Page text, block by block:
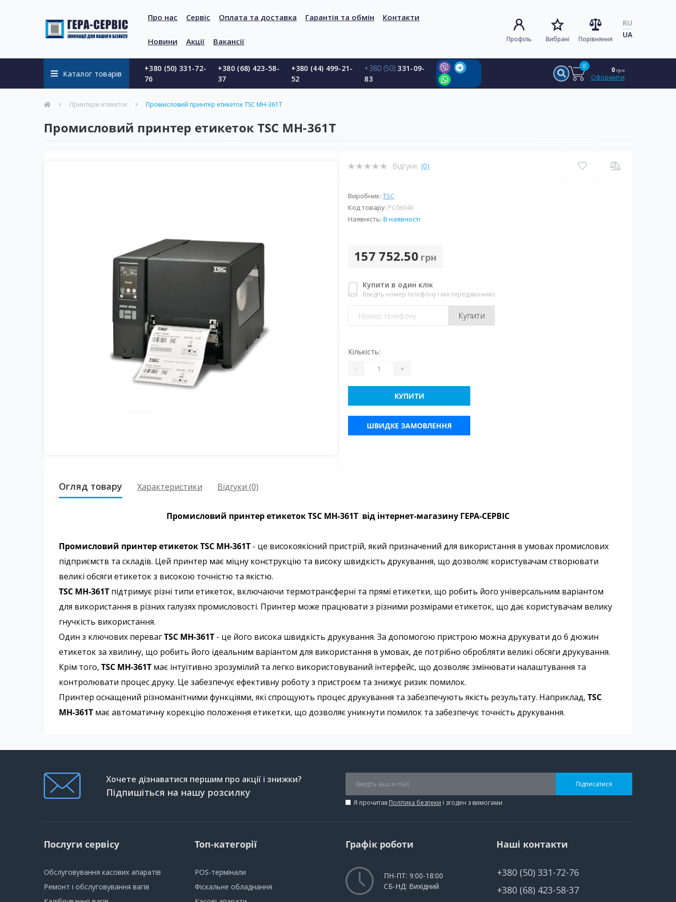
Про нас Сервіс Оплата та доставка Гарантія та обмін Контакти
Новини Акції Вакансії Профіль Вибрані Порівняння
RU
UA
Каталог товарів
+380 (50) 331-72-
76
+380 (68) 423-58-
37
+380 (44) 499-21-
52
+380 (50) 331-09-
83
0 0грн
Оформити
Принтери етикеток Промисловий принтер етикеток TSC MH-361T
Промисловий принтер етикеток TSC MH-361T
Відгуки: (0)
Виробник: TSC
Код товару: PС06046
Наявність: В наявності
157 752.50 грн
Купити в один клік
Введіть номер телефону і ми передзвонимо
Купити
Кількість:
- +
КУПИТИ
ШВИДКЕ ЗАМОВЛЕННЯ
Огляд товару Характеристики Відгуки (0)
Промисловий принтер етикеток TSC MH-361T від інтернет-магазину ГЕРА-СЕРВІС
Промисловий принтер етикеток TSC MH-361T - це високоякісний пристрій, який призначений для використання в умовах промислових
підприємств та складів. Цей принтер має міцну конструкцію та високу швидкість друкування, що дозволяє користувачам створювати
великі обсяги етикеток з високою точністю та якістю.
TSC MH-361T підтримує різні типи етикеток, включаючи термотрансферні та прямі етикетки, що робить його універсальним варіантом
для використання в різних галузях промисловості. Принтер може працювати з різними розмірами етикеток, що дає користувачам велику
гнучкість використання.
Один з ключових перевагTSC MH-361T - це його висока швидкість друкування. За допомогою пристрою можна друкувати до 6 дюжин
етикеток за хвилину, що робить його ідеальним варіантом для використання в умовах, де потрібно обробляти великі обсяги друкування.
Крім того, TSC MH-361T має інтуїтивно зрозумілий та легко використовуваний інтерфейс, що дозволяє змінювати налаштування та
контролювати процес друку. Це забезпечує ефективну роботу з пристроєм та знижує ризик помилок.
Принтер оснащений різноманітними функціями, які спрощують процес друкування та забезпечують якість результату. Наприклад, TSC
MH-361T має автоматичну корекцію положення етикетки, що дозволяє уникнути помилок та забезпечує точність друкування.
Хочете дізнаватися першим про акції і знижки?
Підпишіться на нашу розсилку
Підписатися
Я прочитав Політика безпеки і згоден з вимогами
Послуги сервісу
Обслуговування касових апаратів
Ремонт і обслуговування вагів
Топ-категорії
POS-термінали
Фіскальне обладнання
Графік роботи
ПН-ПТ: 9:00-18:00
СБ-НД: Вихідний
Наші контакти
+380 (50) 331-72-76
+380 (68) 423-58-37